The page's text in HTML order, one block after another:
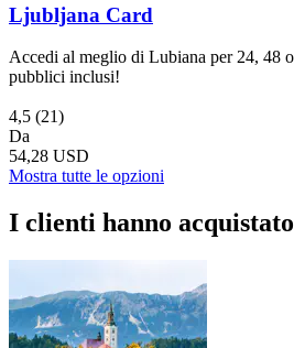
Ljubljana Card
Accedi al meglio di Lubiana per 24, 48
pubblici inclusi!
4,5 (21)
Da
54,28 USD
Mostra tutte le opzioni
I clienti hanno